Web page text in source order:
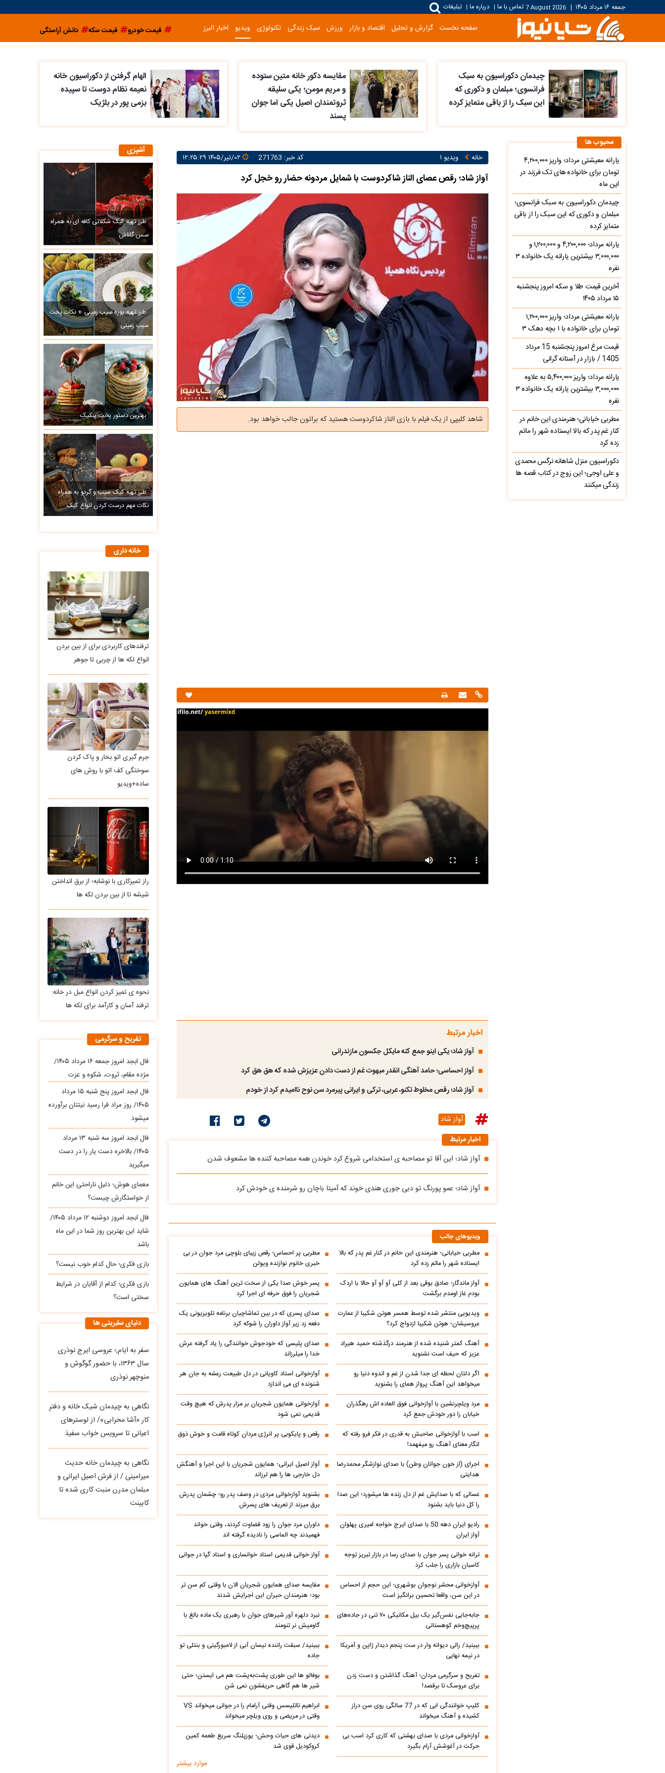
جمعه ۱۶ مرداد ۱۴۰۵ |
7 August 2026تماس با ما | درباره ما | تبلیغات
صفحه نخست گزارش و تحلیل اقتصاد و بازار ورزش سبک زندگی تکنولوژی ویدیو اخبار البرز قیمت خودرو قیمت سکه دانش آراستگی
چیدمان دکوراسیون به سبک
فرانسوی؛ مبلمان و دکوری که
این سبک را از باقی متمایز کرده
مقایسه دکور خانه متین ستوده
و مریم مومن؛ یکی سلیقه
ثروتمندان اصیل یکی اما جوان
پسند
الهام گرفتن از دکوراسیون خانه
نعیمه نظام دوست تا سپیده
بزمی پور در بلژیک
خانه ویدیو ۱ کد خبر: 271763
آواز شاد؛ رقص عصای الناز شاکردوست با شمایل مردونه حضار رو خجل کرد
شاهد کلیپی از یک فیلم با بازی الناز شاکردوست هستید که براتون جالب خواهد بود.
اخبار مرتبط
آواز شاد؛ یکی اینو جمع کنه مایکل جکسون مازندرانی
آواز احساسی؛ حامد آهنگی انقدر مبهوت غم از دست دادن عزیزش شده که هق هق کرد
آواز شاد؛ رقص مخلوط تکنو، عربی، ترکی و ایرانی پیرمرد سن نوح ناامیدم کرد از خودم
آواز شاد
اخبار مرتبط
آواز شاد؛ این آقا تو مصاحبه ی استخدامی شروع کرد خوندن همه مصاحبه کننده ها مشعوف شدن
آواز شاد؛ عمو پورنگ تو دبی جوری هندی خوند که آمیتا باچان رو شرمنده ی خودش کرد
ویدیوهای جالب
مطربی خیابانی؛ هنرمندی این خانم در کنار غم پدر که بالا
ایستاده شهر را ماتم زده کرد
مطربی پر احساس؛ رقص زیبای بلوچی مرد جوان در بی
خبری خانوم نوازنده ویولن
آواز ماندگار؛ صادق بوقی بعد از کلی آو آو آو حالا با اردک
بودم غاز اومدم برگشت
پسر خوش صدا یکی از سخت ترین آهنگ های همایون
شجریان را فوق حرفه ای اجرا کرد
ویدیویی منتشر شده توسط همسر هوتن شکیبا از عمارت
عروسیشان؛ هوتن شکیبا ازدواج کرد؟
صدای پسری که در بین تماشاچیان برنامه تلویزیونی یک
دفعه زد زیر آواز داوران را شوکه کرد
آهنگ کمتر شنیده شده از هنرمند درگذشته حمید هیراد
عزیز که حیف است نشنوید
صدای پلیسی که خودجوش خوانندگی را یاد گرفته عرش
خدا را میلرزاند
اگر دلتان لحظه ای جدا شدن از غم و اندوه دنیا رو
میخواهد این آهنگ پرواز همای را بشنوید
آوازخوانی استاد کاویانی در دل طبیعت رعشه به جان هر
شنونده ای می اندازد
مرد ویلچرنشین با آوازخوانی فوق العاده اش رهگذران
خیابان را دور خودش جمع کرد
آوازخوانی همایون شجریان بر مزار پدرش که هیچ وقت
قدیمی نمی شود
اسب با آوازخوانی صاحبش به قدری در فکر فرو رفته که
انگار معنای آهنگ رو میفهمد!
رقص و پایکوبی پر انرژی مردان کوتاه قامت و خوش ذوق
اجرای (از خون جوانان وطن) با صدای نوازشگر محمدرضا
هدایتی
آواز اصیل ایرانی؛ همایون شجریان با این اجرا و آهنگش
دل خارجی ها را هم لرزاند
غسالی که با صدایش غم از دل زنده ها میشورد؛ این صدا
را کل دنیا باید بشنود
بشنوید آوازخوانی مردی در وصف پدر رو؛ چشمان پدرش
برق میزند از تعریف های پسرش
رادیو ایران دهه 50 با صدای ایرج خواجه امیری پهلوان
آواز ایران
داوران مرد جوان را زود قضاوت کردند، وقتی خواند
فهمیدند چه الماسی را نادیده گرفته اند
ترانه خوانی پسر جوان با صدای رسا در بازار تبریز توجه
کاسبان بازاری را جلب کرد
آواز خوانی قدیمی استاد خوانساری و استاد گپا در جوانی
آوازخوانی محشر نوجوان بوشهری؛ این حجم از احساس
در این سن، واقعا تحسین‌ برانگیز است
مقایسه صدای همایون شجریان الان با وقتی کم سن تر
بود؛ هنرمندان حیران این اجرایش شدند
جابه‌جایی نفس‌گیر یک بیل مکانیکی ۷۰ تنی در جاده‌های
پرپیچ‌وخم کوهستانی
نبرد دلهره آور شیرهای جوان با رهبری یک ماده بالغ با
گاومیش نر تنومند
ببینید/ رالی دیوانه وار در ست پنجم دیدار ژاپن و آمریکا
در نیمه نهایی
ببینید/ سبقت راننده نیسان آبی از لامبورگینی و بنتلی تو
جاده
تفریح و سرگرمی مردان؛ آهنگ گذاشتن و دست زدن
برای عروسک تا برقصد!
بوفالو ها این‌ طوری پشت‌به‌پشت هم می‌ ایستن؛ حتی
شیر ها هم گاهی حریفشون نمی‌ شن
کلیپ خوانندگی ابی که در 77 سالگی روی سن دراز
کشیده و آهنگ میخواند
ابراهیم تاتلیسس وقتی آرامام را در جوانی میخواند VS
وقتی در مریضی و روی ویلچر میخواند
آوازخوانی مردی با صدای بهشتی که کاری کرد اسب بی
حرکت در آغوشش آرام بگیرد
دیدنی های حیات وحش؛ یوزپلنگ سریع طعمه کمین
کروکودیل قوی شد
موارد بیشتر
آشپزی
طرز تهیه کیک شکلاتی کافه ای به همراه
سس گاناش
طرز تهیه پوره سیب زمینی + نکات پخت
سیب زمینی
بهترین دستور پخت پنکیک
طرز تهیه کیک سیب و گردو به همراه
نکات مهم درست کردن انواع کیک
خانه داری
ترفندهای کاربردی برای از بین بردن
انواع لکه ها از چربی تا جوهر
جرم گیری اتو بخار و پاک کردن
سوختگی کف اتو با روش های
ساده+ویدیو
راز تمیزکاری با نوشابه؛ از برق انداختن
شیشه تا از بین بردن لکه ها
نحوه ی تمیز کردن انواع مبل در خانه:
ترفند آسان و کارآمد برای لکه ها
تفریح و سرگرمی
فال ابجد امروز جمعه ۱۶ مرداد ۱۴۰۵/
مژده مقام، ثروت، شکوه و عزت
فال ابجد امروز پنج شنبه ۱۵ مرداد
۱۴۰۵/ روز مراد فرا رسید نیتتان برآورده
میشود
فال ابجد امروز سه‌ شنبه ۱۳ مرداد
۱۴۰۵/ بالاخره دست یار را در دست
میگیرید
معمای هوش؛ دلیل ناراحتی این خانم
از خواستگارش چیست؟
فال ابجد امروز دوشنبه ۱۲ مرداد ۱۴۰۵/
شاید این بهترین روز شما در این ماه
باشد
بازی فکری؛ حال کدام خوب نیست؟
بازی فکری؛ کدام از آقایان در شرایط
سختی است؟
دنیای سلبریتی ها
سفر به ایام,؛ عروسی ایرج نوذری
سال ۱۳۶۳، با حضور گوگوش و
منوچهر نوذری
نگاهی به چیدمان شیک خانه و دفترِ
کار «آشا محرابی»/ از لوسترهای
اعیانی تا سرویس خواب سفیذ
نگاهی به چیدمان خانه حدیث
میرامینی / از فرش اصیل ایرانی و
مبلمان مدرن منبت‌ کاری‌ شده تا
کابینت
محبوب ها
یارانه معیشتی مرداد؛ واریز ۴,۲۰۰,۰۰۰
تومان برای خانواده های تک فرزند در
این ماه
چیدمان دکوراسیون به سبک فرانسوی؛
مبلمان و دکوری که این سبک را از باقی
متمایز کرده
یارانه مرداد؛ ۴,۲۰۰,۰۰۰ و ۱,۲۰۰,۰۰۰ و
۳,۰۰۰,۰۰۰ بیشترین یارانه یک خانواده ۳
نفره
آخرین قیمت طلا و سکه امروز پنجشنبه
۱۵ مرداد ۱۴۰۵
یارانه معیشتی مرداد؛ واریز ۱,۲۰۰,۰۰۰
تومان برای خانواده با ۱ بچه دهک ۳
قیمت مرغ امروز پنجشنبه 15 مرداد
1405 / بازار در آستانه گرانی
یارانه مرداد؛ واریز ۵,۴۰۰,۰۰۰ به علاوه
۳,۰۰۰,۰۰۰ بیشترین یارانه یک خانواده ۳
نفره
مطربی خیابانی؛ هنرمندی این خانم در
کنار غم پدر که بالا ایستاده شهر را ماتم
زده کرد
دکوراسیون منزل شاهانه نرگس محمدی
و علی اوجی؛ این زوج در کتاب قصه ها
زندگی میکنند